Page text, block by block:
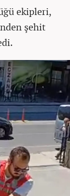
ekipleri,
şehit